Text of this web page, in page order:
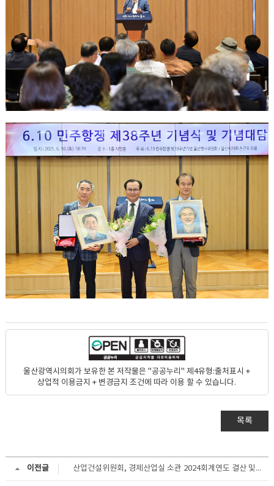
울산광역시의회가 보유한 본 저작물은 "공공누리" 제4유형:출처표시 +
상업적 이용금지 + 변경금지 조건에 따라 이용 할 수 있습니다.
목록
이전글 산업건설위원회, 경제산업실 소관 2024회계연도 결산 및 추가경정예산안 등 심사